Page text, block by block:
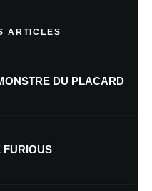
ARTICLES
DU PLACARD
FURIOUS